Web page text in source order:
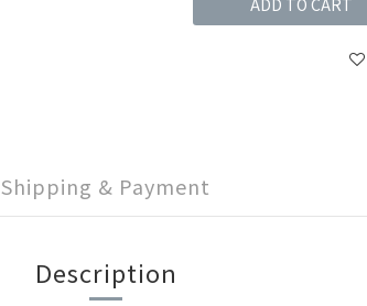
ADD TO CART
Shipping & Payment
Description